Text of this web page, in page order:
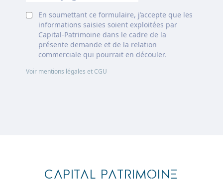
En soumettant ce formulaire, j’accepte que les
informations saisies soient exploitées par
Capital-Patrimoine dans le cadre de la
présente demande et de la relation
commerciale qui pourrait en découler.
Voir mentions légales et CGU
CAPITAL PATRIMOINE